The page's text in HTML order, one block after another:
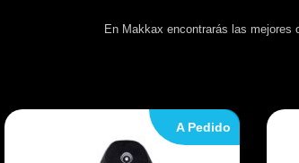
En Makkax encontrarás las mejores
A Pedido